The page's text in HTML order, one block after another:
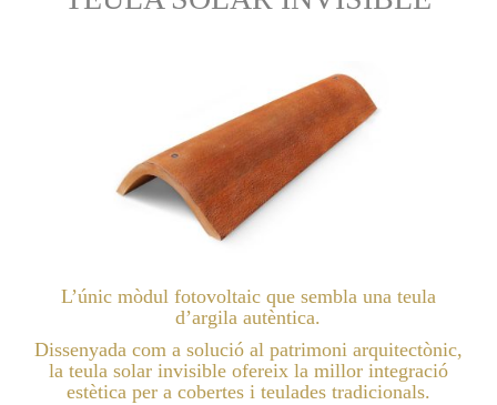
L’únic mòdul fotovoltaic que sembla una teula
d’argila autèntica.
Dissenyada com a solució al patrimoni arquitectònic,
la teula solar invisible ofereix la millor integració
estètica per a cobertes i teulades tradicionals.